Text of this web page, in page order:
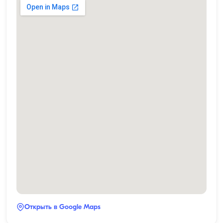
Открыть в Google Maps